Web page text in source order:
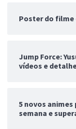
Poster do filme
Jump Force:
vídeos e
5 novos
semana e